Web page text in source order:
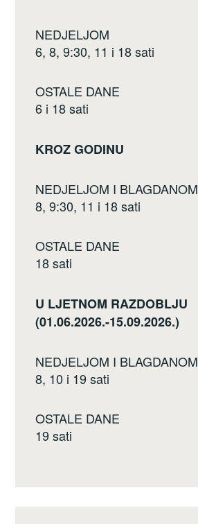
NEDJELJOM
6, 8, 9:30, 11 i 18 sati
OSTALE DANE
6 i 18 sati
KROZ GODINU
NEDJELJOM I BLAGDANOM
8, 9:30, 11 i 18 sati
OSTALE DANE
18 sati
U LJETNOM RAZDOBLJU
(01.06.2026.-15.09.2026.)
NEDJELJOM I BLAGDANOM
8, 10 i 19 sati
OSTALE DANE
19 sati